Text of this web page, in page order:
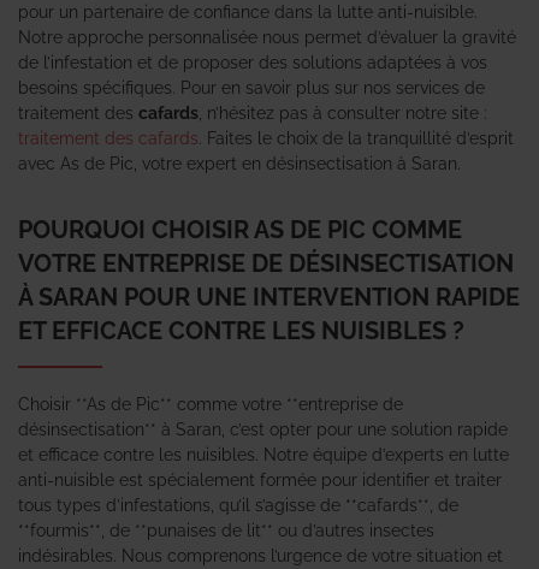
pour un partenaire de confiance dans la lutte anti-nuisible.
Notre approche personnalisée nous permet d’évaluer la gravité
de l’infestation et de proposer des solutions adaptées à vos
besoins spécifiques. Pour en savoir plus sur nos services de
traitement des cafards , n’hésitez pas à consulter notre site :
traitement des cafards . Faites le choix de la tranquillité d’esprit
avec As de Pic, votre expert en désinsectisation à Saran.
POURQUOI CHOISIR AS DE PIC COMME
VOTRE ENTREPRISE DE DÉSINSECTISATION
À SARAN POUR UNE INTERVENTION RAPIDE
ET EFFICACE CONTRE LES NUISIBLES ?
Choisir **As de Pic** comme votre **entreprise de
désinsectisation** à Saran, c’est opter pour une solution rapide
et efficace contre les nuisibles. Notre équipe d’experts en lutte
anti-nuisible est spécialement formée pour identifier et traiter
tous types d’infestations, qu’il s’agisse de **cafards**, de
**fourmis**, de **punaises de lit** ou d’autres insectes
indésirables. Nous comprenons l’urgence de votre situation et